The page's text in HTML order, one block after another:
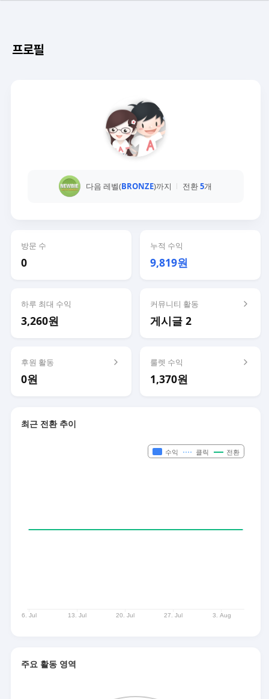
프로필
다음 레벨(BRONZE)까지 전환5개
방문 수
0
누적 수익
9,819원
하루 최대 수익
3,260원
커뮤니티 활동
게시글 2
후원 활동
0원
룰렛 수익
1,370원
최근 전환 추이
주요 활동 영역